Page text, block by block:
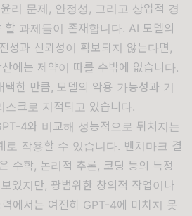
리 문제, 안정성, 그리고 상업적 경
과제들이 존재합니다. AI 모델의
성과 신뢰성이 확보되지 않는다면,
에는 제약이 따를 수밖에 없습니다.
택한 만큼, 모델의 악용 가능성과 기
스크로 지적되고 있습니다.
4와 비교해 성능적으로 뒤처지는
로 작용할 수 있습니다. 벤치마크 결
수학, 논리적 추론, 코딩 등의 특정
였지만, 광범위한 창의적 작업이나
에서는 여전히 GPT-4에 미치지 못